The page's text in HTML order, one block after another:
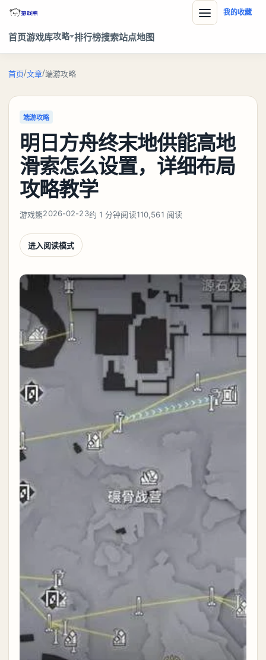
首页游戏库攻略 排行榜搜索站点地图
我的收藏
首页/文章/端游攻略
端游攻略
明日方舟终末地供能高地
滑索怎么设置，详细布局
攻略教学
游戏熊2026-02-23约 1 分钟阅读110,561 阅读
进入阅读模式